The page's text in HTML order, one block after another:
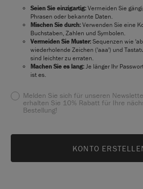
Seien Sie einzigartig:Vermeiden Sie
Phrasen oder bekannte Daten.
Mischen Sie durch:Verwenden Sie eine
Buchstaben, Zahlen und Symbolen.
Vermeiden Sie Muster:Sequenzen wie
wiederholende Zeichen ('aaa') und
sind leichter zu erraten.
Machen Sie es lang:Je länger Ihr
ist es.
Melden Sie sich für unseren
erhalten Sie 10% Rabatt für Ihre
Bestellung!